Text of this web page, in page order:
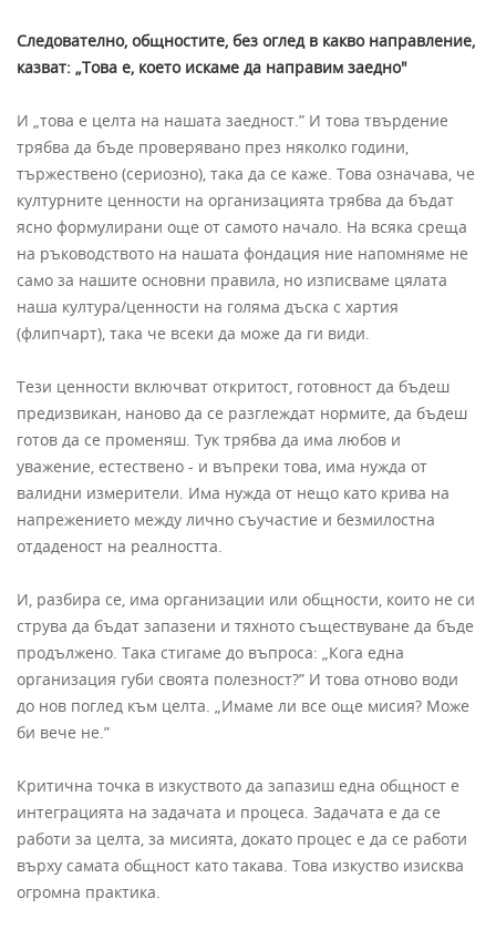
Следователно, общностите, без оглед в какво направление,
казват: „Това е, което искаме да направим заедно"
И „това е целта на нашата заедност.” И това твърдение
трябва да бъде проверявано през няколко години,
тържествено (сериозно), така да се каже. Това означава, че
културните ценности на организацията трябва да бъдат
ясно формулирани още от самото начало. На всяка среща
на ръководството на нашата фондация ние напомняме не
само за нашите основни правила, но изписваме цялата
наша култура/ценности на голяма дъска с хартия
(флипчарт), така че всеки да може да ги види.
Тези ценности включват откритост, готовност да бъдеш
предизвикан, наново да се разглеждат нормите, да бъдеш
готов да се променяш. Тук трябва да има любов и
уважение, естествено - и въпреки това, има нужда от
валидни измерители. Има нужда от нещо като крива на
напрежението между лично съучастие и безмилостна
отдаденост на реалността.
И, разбира се, има организации или общности, които не си
струва да бъдат запазени и тяхното съществуване да бъде
продължено. Така стигаме до въпроса: „Кога една
организация губи своята полезност?” И това отново води
до нов поглед към целта. „Имаме ли все още мисия? Може
би вече не.”
Критична точка в изкуството да запазиш една общност е
интеграцията на задачата и процеса. Задачата е да се
работи за целта, за мисията, докато процес е да се работи
върху самата общност като такава. Това изкуство изисква
огромна практика.